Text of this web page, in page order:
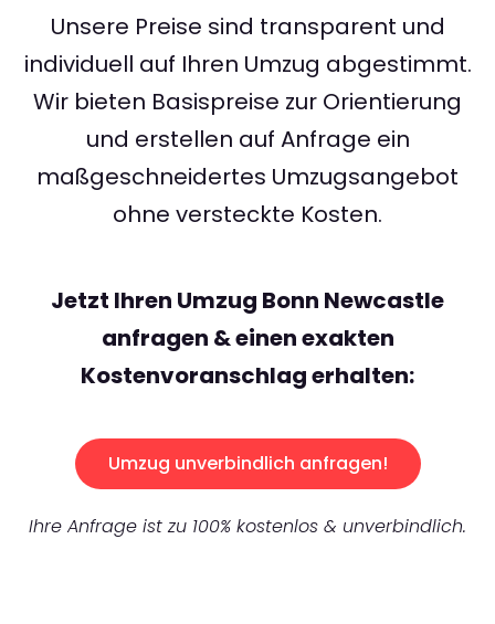
Unsere Preise sind transparent und
individuell auf Ihren Umzug abgestimmt.
Wir bieten Basispreise zur Orientierung
und erstellen auf Anfrage ein
maßgeschneidertes Umzugsangebot
ohne versteckte Kosten.
Jetzt Ihren Umzug Bonn Newcastle
anfragen & einen exakten
Kostenvoranschlag erhalten:
Umzug unverbindlich anfragen!
Ihre Anfrage ist zu 100% kostenlos & unverbindlich.